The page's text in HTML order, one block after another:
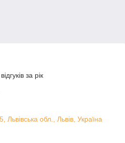
за рік
Львівська обл., Львів, Україна